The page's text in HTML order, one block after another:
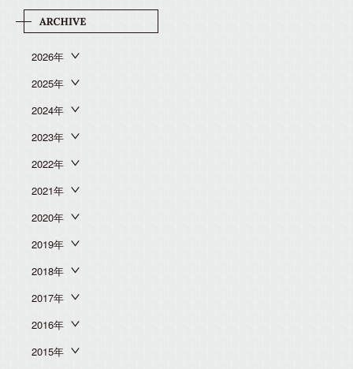
2026年
2025年
2024年
2023年
2022年
2021年
2020年
2019年
2018年
2017年
2016年
2015年